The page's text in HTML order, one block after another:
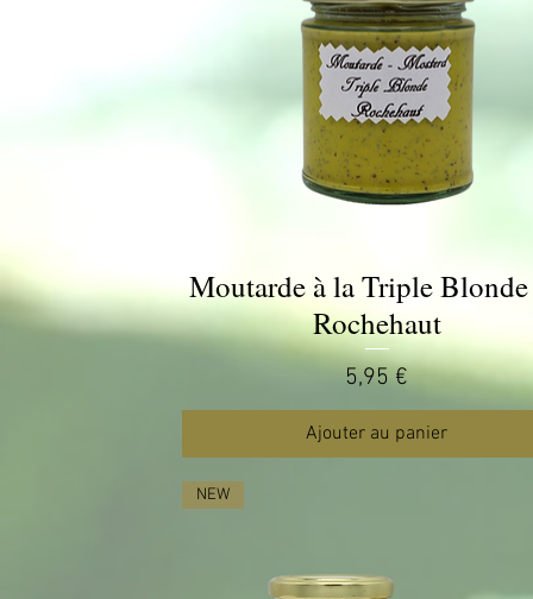
Aperçu rapide
Moutarde à la Triple
Rochehaut
Prix
5,95 €
Ajouter au panier
NEW